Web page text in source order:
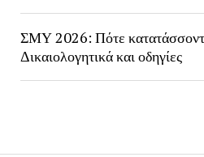
ΣΜΥ 2026: Πότε
Δικαιολογητικά και οδηγίες